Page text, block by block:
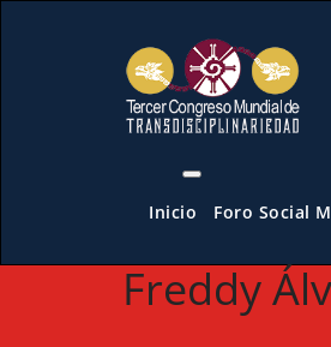
Inicio Foro Social
Freddy